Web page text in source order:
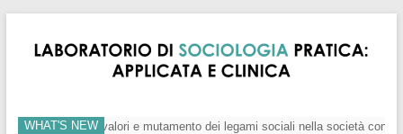
WHAT'S NEW
crisi dei valori e mutamento dei legami sociali nella società